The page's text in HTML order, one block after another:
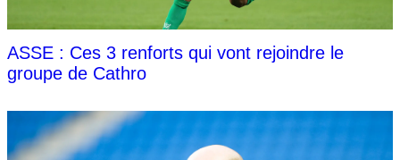
ASSE : Ces 3 renforts qui vont rejoindre le
groupe de Cathro